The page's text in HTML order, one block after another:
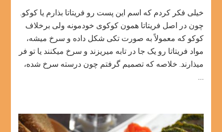
قارچ
و
تره
خیلی فکر کردم که اسم این پست رو فریتاتا بذارم یا کوکو.
چون در اصل فریتاتا همون کوکوی خودمونه ولی برخلاف
کوکو که معمولاً به صورت تکی شکل داده و سرخ میشه،
مواد فریتاتا رو یک جا در تابه میریزند و سرخ میکنند یا تو فر
میذارند. خلاصه که تصمیم گرفتم چون درسته سرخ شده،
…